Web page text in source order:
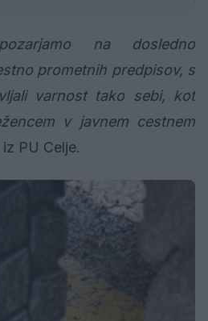
na dosledno
prometnih predpisov, s
varnost tako sebi, kot
v javnem cestnem
PU Celje.